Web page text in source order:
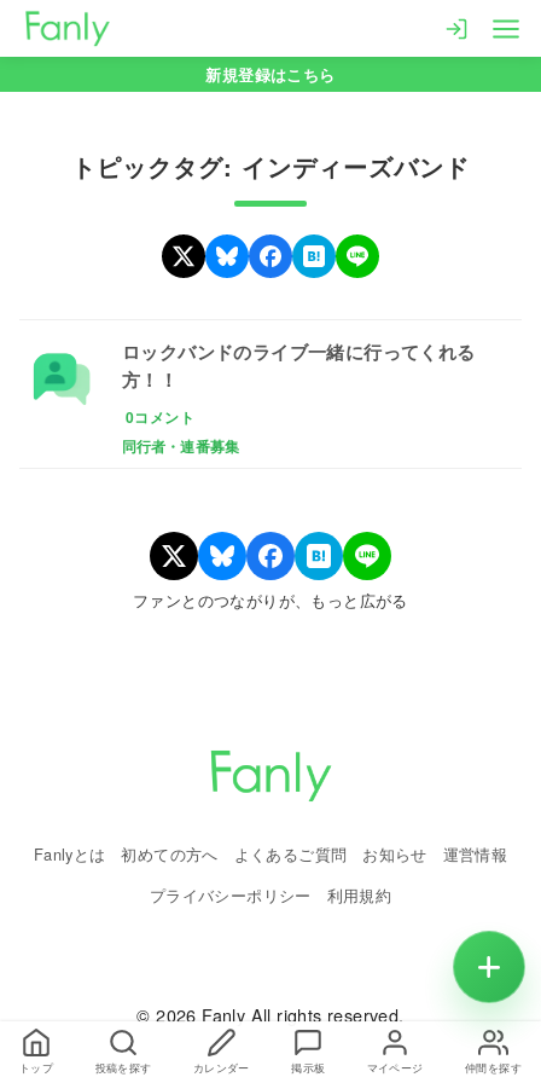
新規登録はこちら
トピックタグ: インディーズバンド
ロックバンドのライブ一緒に行ってくれる
方！！
0コメント
同行者・連番募集
ファンとのつながりが、もっと広がる
Fanlyとは 初めての方へ よくあるご質問 お知らせ
運営情報
プライバシーポリシー
利用規約
© 2026 Fanly All rights reserved.
トップ 投稿を探す カレンダー 掲示板 マイページ 仲間を探す